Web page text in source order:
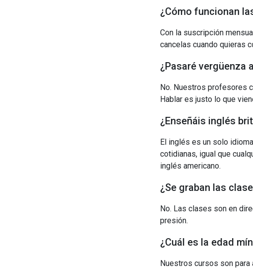
¿Cómo funcionan
Con la suscripción
cancelas cuando quieras
¿Pasaré vergüenza
No. Nuestros profesores
Hablar es justo lo que
¿Enseñáis inglés
El inglés es un solo
cotidianas, igual que
inglés americano.
¿Se graban las
No. Las clases son en
presión.
¿Cuál es la edad
Nuestros cursos son